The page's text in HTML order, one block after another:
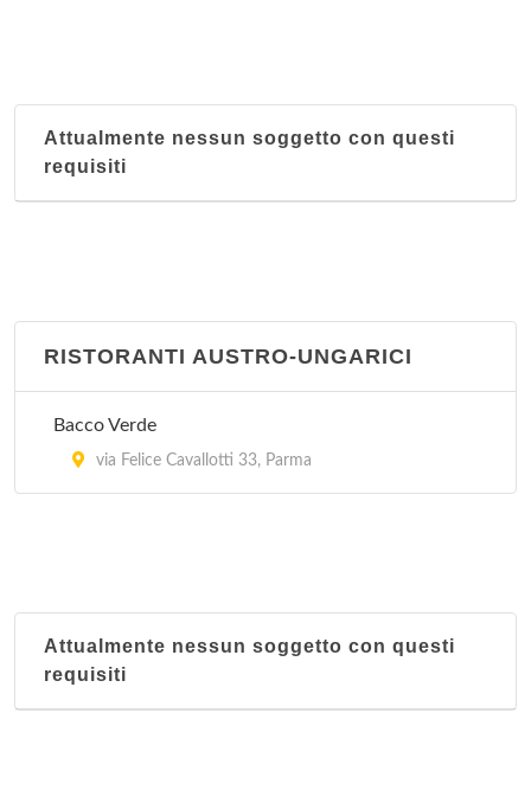
Attualmente nessun soggetto con questi
requisiti
RISTORANTI AUSTRO-UNGARICI
Bacco Verde
via Felice Cavallotti 33, Parma
Attualmente nessun soggetto con questi
requisiti